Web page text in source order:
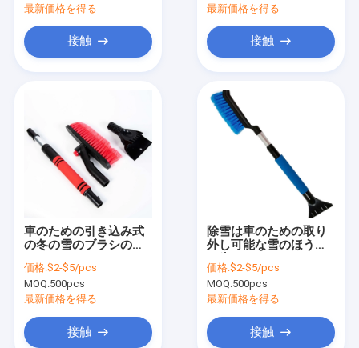
最新価格を得る
接触
最新価格を得る
接触
車のための引き込み式
の冬の雪のブラシの氷
価格:$2-$5/pcs
MOQ:500pcs
最新価格を得る
接触
除雪は車のための取り
外し可能な雪のほうき
用具を使う
価格:$2-$5/pcs
MOQ:500pcs
最新価格を得る
接触